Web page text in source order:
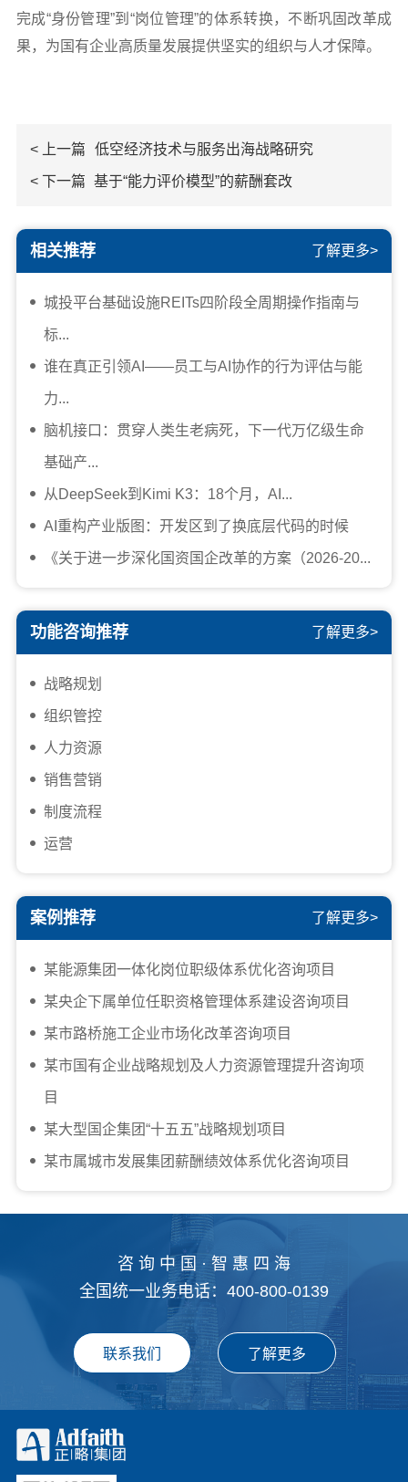
完成“身份管理”到“岗位管理”的体系转换，不断巩固改革成
果，为国有企业高质量发展提供坚实的组织与人才保障。
< 上一篇 低空经济技术与服务出海战略研究
< 下一篇 基于“能力评价模型”的薪酬套改
相关推荐 了解更多>
城投平台基础设施REITs四阶段全周期操作指南与
标...
谁在真正引领AI——员工与AI协作的行为评估与能
力...
脑机接口：贯穿人类生老病死，下一代万亿级生命
基础产...
从DeepSeek到Kimi K3：18个月，AI...
AI重构产业版图：开发区到了换底层代码的时候
《关于进一步深化国资国企改革的方案（2026-20...
功能咨询推荐 了解更多>
战略规划
组织管控
人力资源
销售营销
制度流程
运营
案例推荐 了解更多>
某能源集团一体化岗位职级体系优化咨询项目
某央企下属单位任职资格管理体系建设咨询项目
某市路桥施工企业市场化改革咨询项目
某市国有企业战略规划及人力资源管理提升咨询项
目
某大型国企集团“十五五”战略规划项目
某市属城市发展集团薪酬绩效体系优化咨询项目
咨 询 中 国 · 智 惠 四 海
全国统一业务电话：400-800-0139